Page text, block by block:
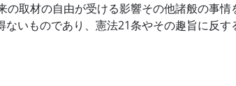
取材の自由が受ける影響その他諸般の事情
いものであり、憲法21条やその趣旨に反す